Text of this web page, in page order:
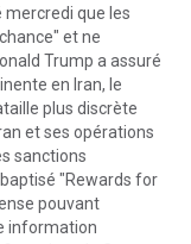
mercredi que les
et ne
Trump a assuré
en Iran, le
plus discrète
et ses opérations
sanctions
"Rewards for
pouvant
information